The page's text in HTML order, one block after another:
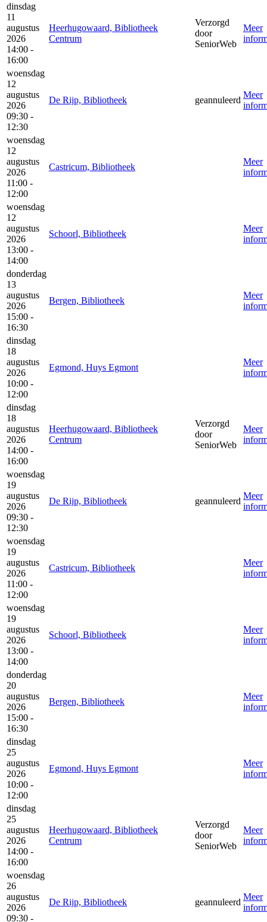
dinsdag
11
augustus
2026
14:00 -
16:00
Heerhugowaard, Bibliotheek
Centrum
Verzorgd
door
SeniorWeb
Meer
woensdag
12
augustus
2026
09:30 -
12:30
De Rijp, Bibliotheek geannuleerd
Meer
woensdag
12
augustus
2026
11:00 -
12:00
Castricum, Bibliotheek
Meer
woensdag
12
augustus
2026
13:00 -
14:00
Schoorl, Bibliotheek
Meer
donderdag
13
augustus
2026
15:00 -
16:30
Bergen, Bibliotheek
Meer
dinsdag
18
augustus
2026
10:00 -
12:00
Egmond, Huys Egmont
Meer
dinsdag
18
augustus
2026
14:00 -
16:00
Heerhugowaard, Bibliotheek
Centrum
Verzorgd
door
SeniorWeb
Meer
woensdag
19
augustus
2026
09:30 -
12:30
De Rijp, Bibliotheek geannuleerd
Meer
woensdag
19
augustus
2026
11:00 -
12:00
Castricum, Bibliotheek
Meer
woensdag
19
augustus
2026
13:00 -
14:00
Schoorl, Bibliotheek
Meer
donderdag
20
augustus
2026
15:00 -
16:30
Bergen, Bibliotheek
Meer
dinsdag
25
augustus
2026
10:00 -
12:00
Egmond, Huys Egmont
Meer
dinsdag
25
augustus
2026
14:00 -
16:00
Heerhugowaard, Bibliotheek
Centrum
Verzorgd
door
SeniorWeb
Meer
woensdag
26
augustus
2026
09:30 -
De Rijp, Bibliotheek geannuleerd
Meer